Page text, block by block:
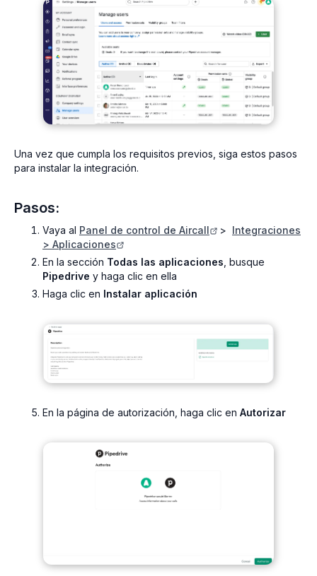
Una vez que cumpla los requisitos previos, siga estos pasos
para instalar la integración.
Pasos:
Vaya al Panel de control de Aircall > Integraciones
> Aplicaciones
En la sección Todas las aplicaciones , busque
Pipedrive y haga clic en ella
Haga clic en Instalar aplicación
En la página de autorización, haga clic en Autorizar